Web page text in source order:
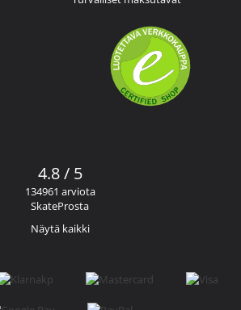
4.8 / 5
134961 arviota
SkateProsta
Näytä kaikki